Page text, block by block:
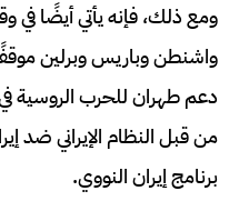
ومع ذلك، فإنه يأتي أيضًا في
واشنطن وباريس وبرلين موقفًا
دعم طهران للحرب الروسية في
من قبل النظام الإيراني ضد
برنامج إيران النووي.